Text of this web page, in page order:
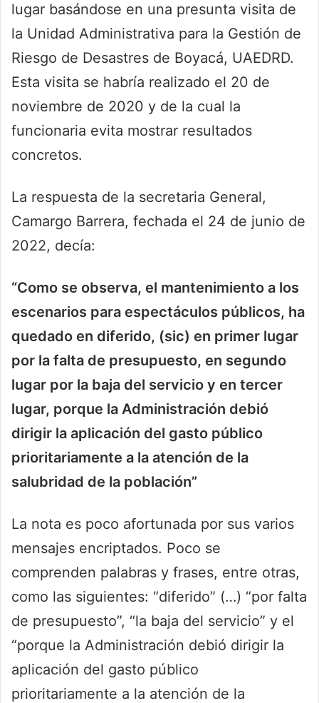
lugar basándose en una presunta visita de
la Unidad Administrativa para la Gestión de
Riesgo de Desastres de Boyacá, UAEDRD.
Esta visita se habría realizado el 20 de
noviembre de 2020 y de la cual la
funcionaria evita mostrar resultados
concretos.
La respuesta de la secretaria General,
Camargo Barrera, fechada el 24 de junio de
2022, decía:
“Como se observa, el mantenimiento a los
escenarios para espectáculos públicos, ha
quedado en diferido, (sic) en primer lugar
por la falta de presupuesto, en segundo
lugar por la baja del servicio y en tercer
lugar, porque la Administración debió
dirigir la aplicación del gasto público
prioritariamente a la atención de la
salubridad de la población”
La nota es poco afortunada por sus varios
mensajes encriptados. Poco se
comprenden palabras y frases, entre otras,
como las siguientes: “diferido” (…) “por falta
de presupuesto”, “la baja del servicio” y el
“porque la Administración debió dirigir la
aplicación del gasto público
prioritariamente a la atención de la